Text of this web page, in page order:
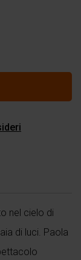
nel cielo di
di luci. Paola